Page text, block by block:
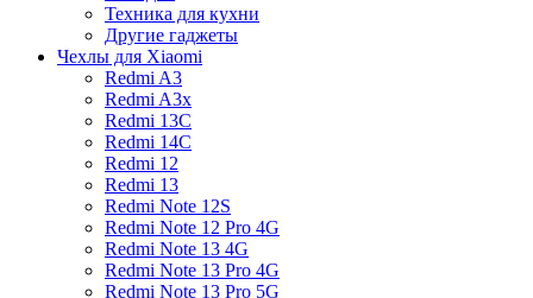
Техника для кухни
Другие гаджеты
Чехлы для Xiaomi
Redmi A3
Redmi A3x
Redmi 13C
Redmi 14C
Redmi 12
Redmi 13
Redmi Note 12S
Redmi Note 12 Pro 4G
Redmi Note 13 4G
Redmi Note 13 Pro 4G
Redmi Note 13 Pro 5G